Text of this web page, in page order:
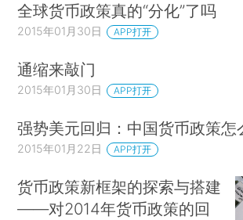
全球货币政策真的“分化”了吗
2015年01月30日 APP打开
通缩来敲门
2015年01月30日 APP打开
强势美元回归：中国货币政策怎
2015年01月22日 APP打开
货币政策新框架的探索与搭建
——对2014年货币政策的回